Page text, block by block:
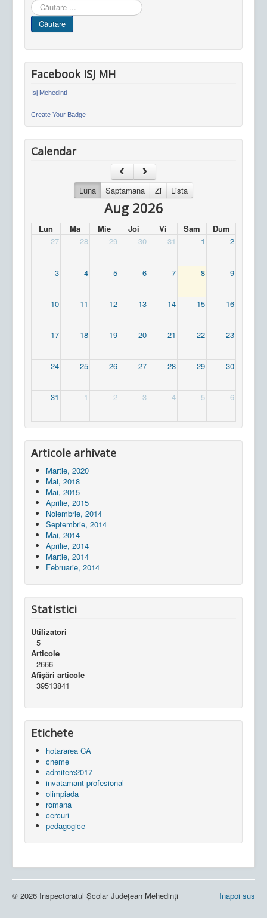
Cauta
in
site
Căutare
Facebook ISJ MH
Isj Mehedinti
Create Your Badge
Calendar
Luna Saptamana Zi Lista
Aug 2026
Lun Ma Mie Joi Vi Sam
Dum
27
28 29 30 31 1 2
3 4 5 6 7 8 9
10 11 12 13 14 15 16
17 18 19 20 21 22 23
24 25 26 27 28 29 30
31 1 2 3 4 5 6
Articole arhivate
Martie, 2020
Mai, 2018
Mai, 2015
Aprilie, 2015
Noiembrie, 2014
Septembrie, 2014
Mai, 2014
Aprilie, 2014
Martie, 2014
Februarie, 2014
Statistici
Utilizatori
5
Articole
2666
Afișări articole
39513841
Etichete
hotararea CA
cneme
admitere2017
invatamant profesional
olimpiada
romana
cercuri
pedagogice
Înapoi sus
© 2026 Inspectoratul Școlar Județean Mehedinți